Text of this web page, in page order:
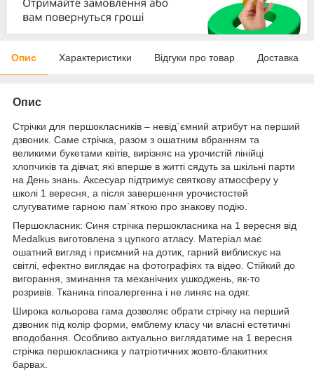
Опис Характеристики Відгуки про товар Доставка
Опис
Стрічки для першокласників – невід`ємний атрибут на перший
дзвоник. Саме стрічка, разом з ошатним вбранням та
великими букетами квітів, вирізняє на урочистій лінійці
хлопчиків та дівчат, які вперше в житті сядуть за шкільні парти
на День знань. Аксесуар підтримує святкову атмосферу у
школі 1 вересня, а після завершення урочистостей
слугуватиме гарною пам`яткою про знакову подію.
Першокласник: Синя стрічка першокласника на 1 вересня від
Medalkus виготовлена з цупкого атласу. Матеріал має
ошатний вигляд і приємний на дотик, гарний виблискує на
світлі, ефектно виглядає на фотографіях та відео. Стійкий до
вигорання, зминання та механічних ушкоджень, як-то
розривів. Тканина гіпоалергенна і не линяє на одяг.
Широка кольорова гама дозволяє обрати стрічку на перший
дзвоник під колір форми, емблему класу чи власні естетичні
вподобання. Особливо актуально виглядатиме на 1 вересня
стрічка першокласника у патріотичних жовто-блакитних
барвах.